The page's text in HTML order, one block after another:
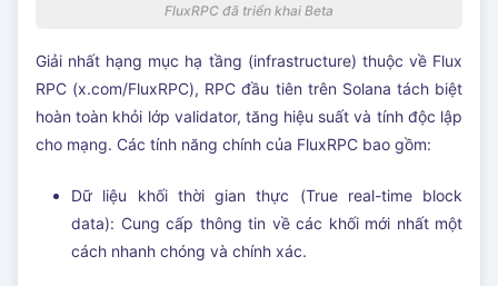
FluxRPC đã triển khai Beta
Giải nhất hạng mục hạ tầng (infrastructure) thuộc về Flux
RPC (x.com/FluxRPC), RPC đầu tiên trên Solana tách biệt
hoàn toàn khỏi lớp validator, tăng hiệu suất và tính độc lập
cho mạng. Các tính năng chính của FluxRPC bao gồm:
Dữ liệu khối thời gian thực (True real-time block
data): Cung cấp thông tin về các khối mới nhất một
cách nhanh chóng và chính xác.